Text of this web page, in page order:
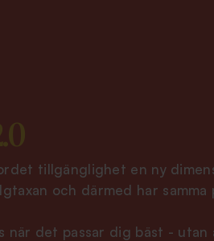
tillgänglighet en ny
och därmed har samma
när det passar dig bäst -